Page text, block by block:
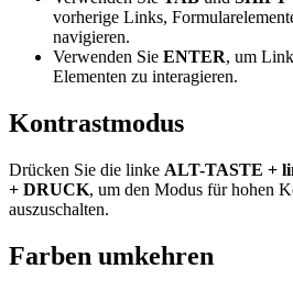
vorherige Links,
navigieren.
Verwenden Sie ENTER, um
Elementen zu interagieren.
Kontrastmodus
Drücken Sie die linke ALT-TASTE +
+ DRUCK, um den Modus für hohen
auszuschalten.
Farben umkehren